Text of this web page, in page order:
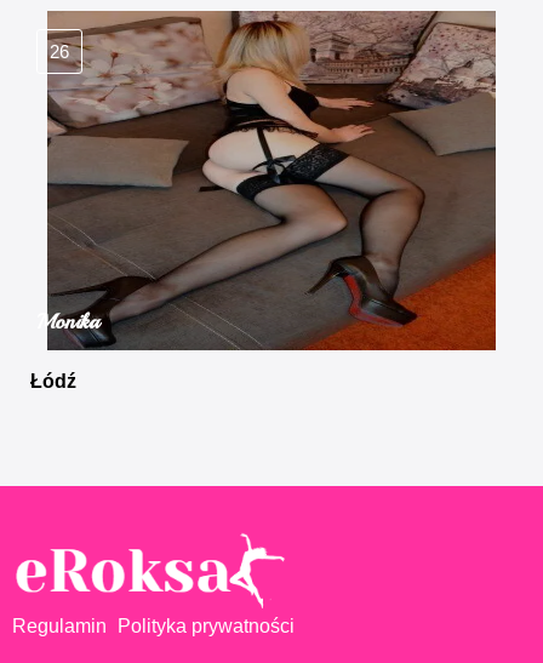
26
Monika
Łódź
Regulamin Polityka prywatności